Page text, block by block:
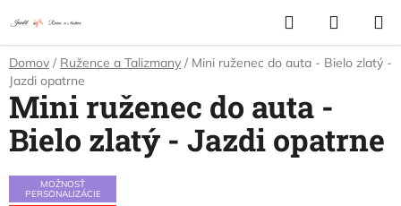
na
obsah
Hľadať
KOŠÍK
Domov / Ružence a Talizmany / Mini ruženec do auta - Bielo zlatý -
Jazdi opatrne
Mini ruženec do auta -
Bielo zlatý - Jazdi opatrne
MOŽNOSŤ
PERSONALIZÁCIE